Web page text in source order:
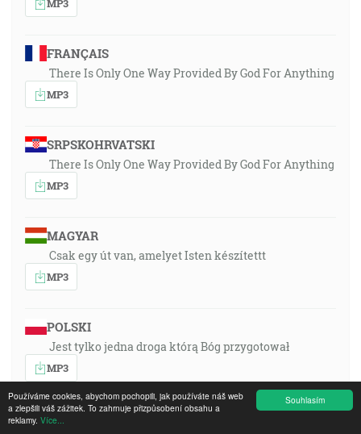
Souhlasím
Používáme cookies, abychom pochopili, jak používáte náš web
a zlepšili váš zážitek. To zahrnuje přizpůsobení obsahu a
reklamy. Více...
FRANÇAIS
There Is Only One Way Provided By God For Anything
MP3
SRPSKOHRVATSKI
There Is Only One Way Provided By God For Anything
MP3
MAGYAR
Csak egy út van, amelyet Isten készítettt
MP3
POLSKI
Jest tylko jedna droga którą Bóg przygotował
MP3
PORTUGUÊS